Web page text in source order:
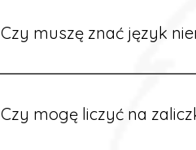
Czy muszę znać język
Nie zawsze – wiele ofert nie
Czy mogę liczyć na